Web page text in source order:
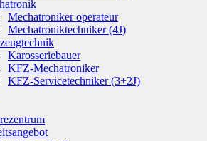
Mechatroniker operateur
Mechatroniktechniker (4J)
Karosseriebauer
KFZ-Mechatroniker
KFZ-Servicetechniker (3+2J)